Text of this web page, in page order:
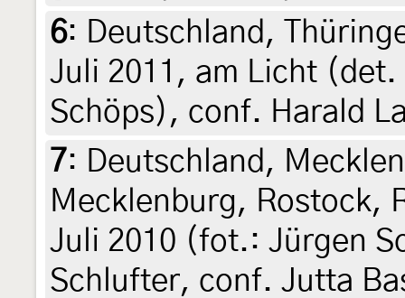
6: Deutschland,
Juli 2011, am Licht
Schöps), conf. Harald
7: Deutschland,
Mecklenburg, Rostock,
Juli 2010 (fot.: Jürgen
Schlufter, conf. Jutta